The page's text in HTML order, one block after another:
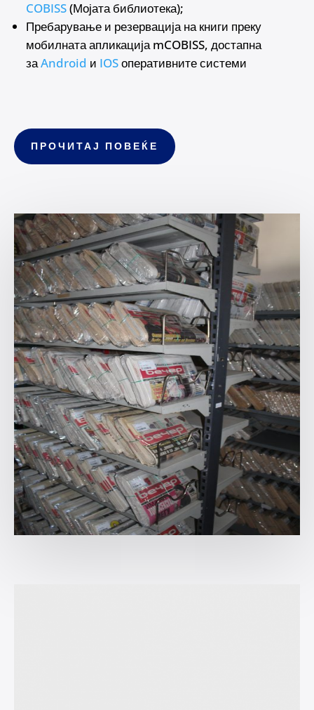
COBISS(Мојата библиотека);
Пребарување и резервација на книги преку
мобилната апликација mCOBISS, достапна
заAndroid и IOSоперативните системи
ПРОЧИТАЈ ПОВЕЌЕ